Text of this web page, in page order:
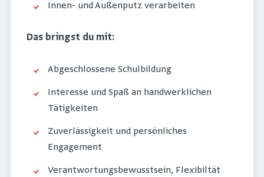
Innen- und Außenputz verarbeiten
Das bringst du mit:
Abgeschlossene Schulbildung
Interesse und Spaß an handwerklichen
Tätigkeiten
Zuverlässigkeit und persönliches
Engagement
Verantwortungsbewusstsein, Flexibiltät